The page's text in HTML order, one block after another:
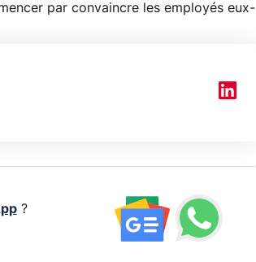
par convaincre les employés eux-
?